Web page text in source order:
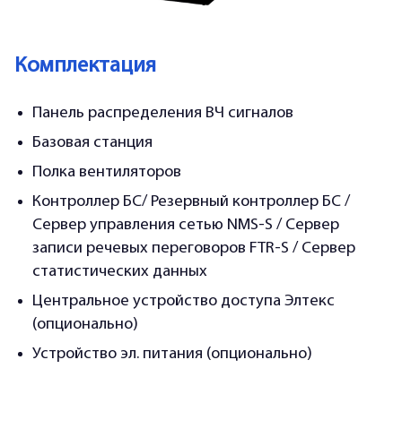
Комплектация
Панель распределения ВЧ сигналов
Базовая станция
Полка вентиляторов
Контроллер БС/ Резервный контроллер БС /
Сервер управления сетью NMS-S / Сервер
записи речевых переговоров FTR-S / Сервер
статистических данных
Центральное устройство доступа Элтекс
(опционально)
Устройство эл. питания (опционально)